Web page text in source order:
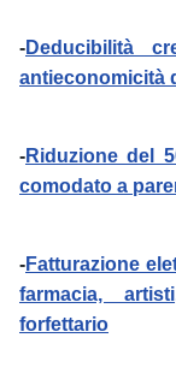
-Deducibilità
antieconomicità
-Riduzione del
comodato a
-Fatturazione
farmacia,
forfettario